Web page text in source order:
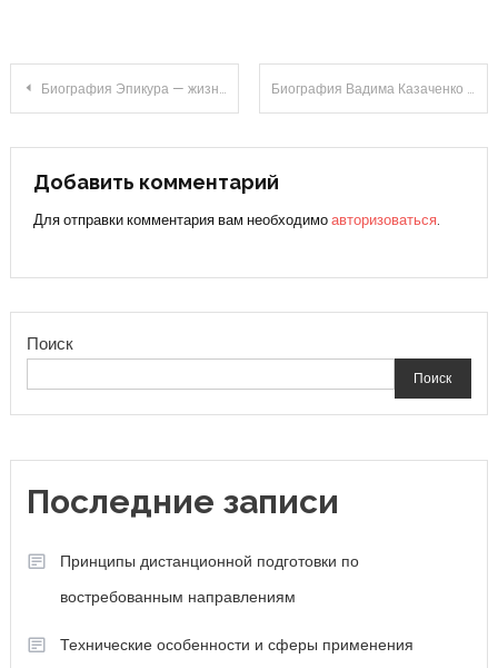
Навигация
по
записям
Биография Эпикура — жизнь и научная деятельность выдающегося философа-эпикурейца Биография Вадима Казаченко на Википедии — интересные факты и достижения популярного артиста
Добавить комментарий
Для отправки комментария вам необходимоавторизоваться.
Поиск
Поиск
Последние записи
Принципы дистанционной подготовки по
востребованным направлениям
Технические особенности и сферы применения